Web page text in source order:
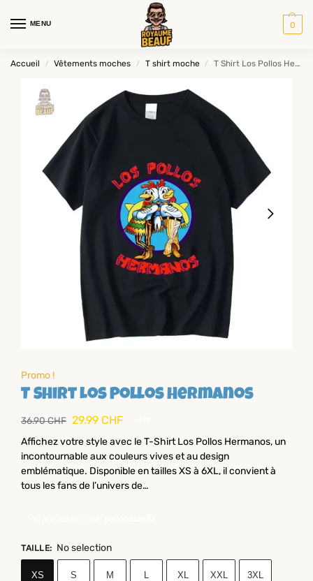
MENU 0
Accueil / Vêtements moches / T shirt moche / T Shirt Los Pollos Hermanos
Promo !
T Shirt Los Pollos Hermanos
36.90CHF 29.99 CHF
Affichez votre style avec le T-Shirt Los Pollos Hermanos, un
incontournable aux couleurs vives et au design
emblématique. Disponible en tailles XS à 6XL, il convient à
tous les fans de l’univers de…
TAILLE: No selection
XS S M L XL XXL 3XL